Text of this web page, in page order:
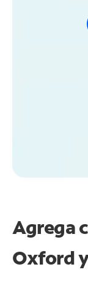
Agrega
Oxford